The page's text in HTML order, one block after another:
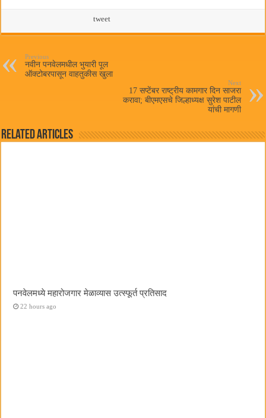
ts
pp
ail
tweet
Previous
नवीन पनवेलमधील भुयारी पूल
ऑक्टोबरपासून वाहतुकीस खुला
Next
17 सप्टेंबर राष्ट्रीय कामगार दिन साजरा
करावा; बीएमएसचे जिल्हाध्यक्ष सुरेश पाटील
यांची मागणी
Related Articles
पनवेलमध्ये महारोजगार मेळाव्यास उत्स्फूर्त प्रतिसाद
22 hours ago